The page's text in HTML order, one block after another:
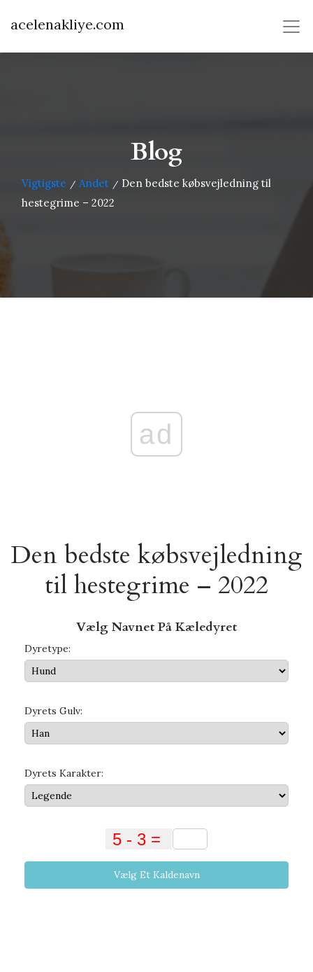
acelenakliye.com
Blog
Vigtigste / Andet / Den bedste købsvejledning til
hestegrime – 2022
ad
Den bedste købsvejledning
til hestegrime – 2022
Vælg Navnet På Kæledyret
Dyretype:
Dyrets Gulv:
Dyrets Karakter:
Vælg Et Kaldenavn